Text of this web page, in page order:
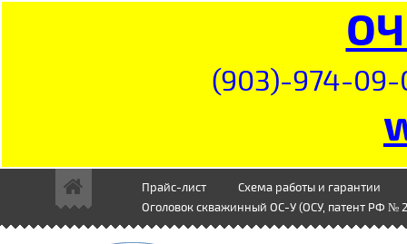
(903)-974-09-
Прайс-лист
Схема работы и гарантии
Оголовок скважинный ОС-У (ОСУ, патент РФ №